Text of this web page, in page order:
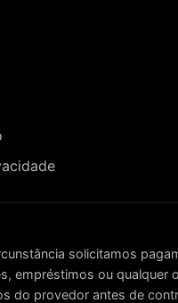
solicitamos
empréstimos ou qualquer
do provedor antes de